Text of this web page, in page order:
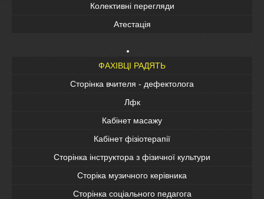
Колективні перегляди
Атестація
ФАХІВЦІ РАДЯТЬ
Сторінка вчителя - дефектолога
Лфк
Кабінет масажу
Кабінет фізіотерапії
Сторінка інструктора з фізичної культури
Сторіка музичного керівника
Сторінка соціального педагога